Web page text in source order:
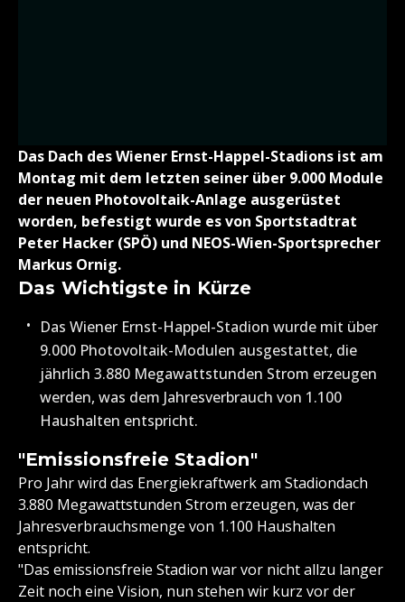
Das Dach des Wiener Ernst-Happel-Stadions ist am
Montag mit dem letzten seiner über 9.000 Module
der neuen Photovoltaik-Anlage ausgerüstet
worden, befestigt wurde es von Sportstadtrat
Peter Hacker (SPÖ) und NEOS-Wien-Sportsprecher
Markus Ornig.
Das Wichtigste in Kürze
Das Wiener Ernst-Happel-Stadion wurde mit über
9.000 Photovoltaik-Modulen ausgestattet, die
jährlich 3.880 Megawattstunden Strom erzeugen
werden, was dem Jahresverbrauch von 1.100
Haushalten entspricht.
"Emissionsfreie Stadion"
Pro Jahr wird das Energiekraftwerk am Stadiondach
3.880 Megawattstunden Strom erzeugen, was der
Jahresverbrauchsmenge von 1.100 Haushalten
entspricht.
"Das emissionsfreie Stadion war vor nicht allzu langer
Zeit noch eine Vision, nun stehen wir kurz vor der